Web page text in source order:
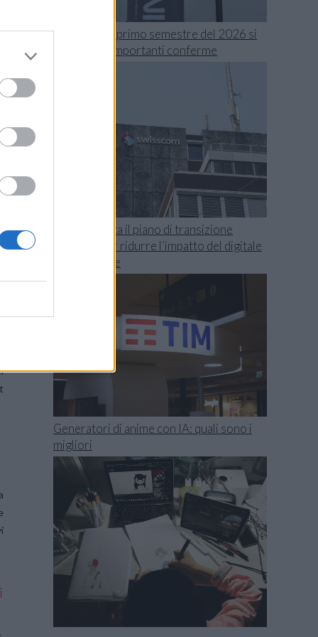
Swisscom, il primo semestre del 2026 si
chiude con importanti conferme
TIM presenta il piano di transizione
climatica per ridurre l’impatto del digitale
sull’ambiente
Generatori di anime con IA: quali sono i
migliori